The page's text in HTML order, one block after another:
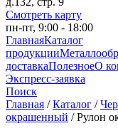
Смотреть карту
пн-пт, 9:00 - 18:00
ГлавнаяКаталог
продукции
доставкаПолезноеО
Экспресс-заявка
Поиск
Главная /Каталог /
окрашенный /Рулон